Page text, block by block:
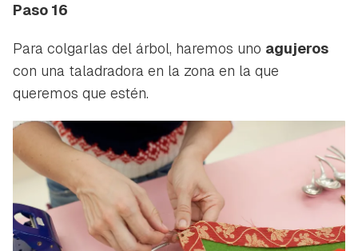
Paso 16
Para colgarlas del árbol, haremos uno agujeros
con una taladradora en la zona en la que
queremos que estén.